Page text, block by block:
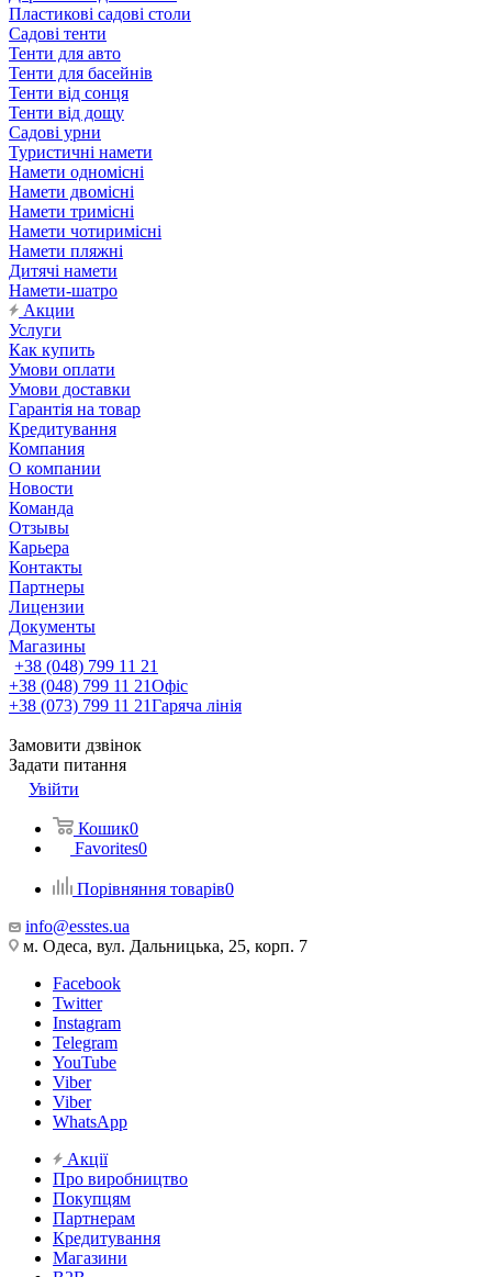
Пластикові садові столи
Садові тенти
Тенти для авто
Тенти для басейнів
Тенти від сонця
Тенти від дощу
Садові урни
Туристичні намети
Намети одномісні
Намети двомісні
Намети тримісні
Намети чотиримісні
Намети пляжні
Дитячі намети
Намети-шатро
Акции
Услуги
Как купить
Умови оплати
Умови доставки
Гарантія на товар
Кредитування
Компания
О компании
Новости
Команда
Отзывы
Карьера
Контакты
Партнеры
Лицензии
Документы
Магазины
+38 (048) 799 11 21
+38 (048) 799 11 21Офіс
+38 (073) 799 11 21Гаряча лінія
Замовити дзвінок
Задати питання
Увійти
Кошик0
Favorites0
Порівняння товарів0
info@esstes.ua
м. Одеса, вул. Дальницька, 25, корп. 7
Facebook
Twitter
Instagram
Telegram
YouTube
Viber
Viber
WhatsApp
Акції
Про виробництво
Покупцям
Партнерам
Кредитування
Магазини